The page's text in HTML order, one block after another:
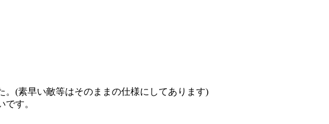
(素早い敵等はそのままの仕様にしてあります)
す。